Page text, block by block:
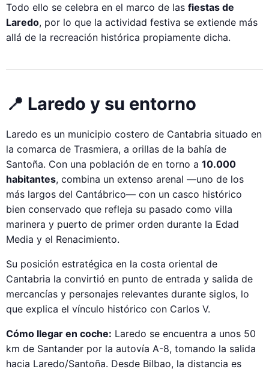
Todo ello se celebra en el marco de las fiestas de
Laredo, por lo que la actividad festiva se extiende más
allá de la recreación histórica propiamente dicha.
📍 Laredo y su entorno
Laredo es un municipio costero de Cantabria situado en
la comarca de Trasmiera, a orillas de la bahía de
Santoña. Con una población de en torno a 10.000
habitantes, combina un extenso arenal —uno de los
más largos del Cantábrico— con un casco histórico
bien conservado que refleja su pasado como villa
marinera y puerto de primer orden durante la Edad
Media y el Renacimiento.
Su posición estratégica en la costa oriental de
Cantabria la convirtió en punto de entrada y salida de
mercancías y personajes relevantes durante siglos, lo
que explica el vínculo histórico con Carlos V.
Cómo llegar en coche: Laredo se encuentra a unos 50
km de Santander por la autovía A-8, tomando la salida
hacia Laredo/Santoña. Desde Bilbao, la distancia es